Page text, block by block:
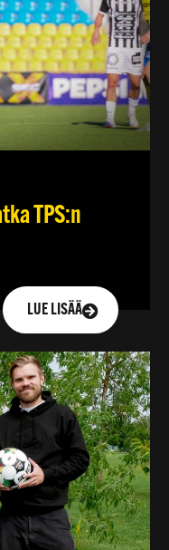
TPS:n
LUE LISÄÄ